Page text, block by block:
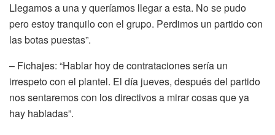
Llegamos a una y queríamos llegar a esta. No se pudo
pero estoy tranquilo con el grupo. Perdimos un partido con
las botas puestas”.
– Fichajes: “Hablar hoy de contrataciones sería un
irrespeto con el plantel. El día jueves, después del partido
nos sentaremos con los directivos a mirar cosas que ya
hay habladas”.